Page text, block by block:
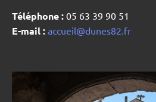
Téléphone : 05 63 39 90 51
E-mail : accueil@dunes82.fr